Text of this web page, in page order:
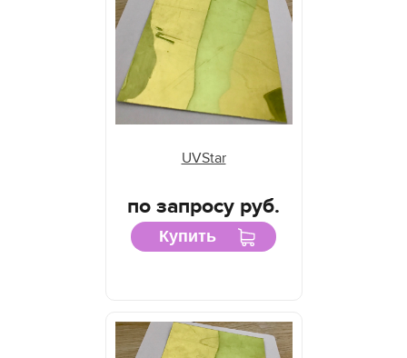
UVStar
по запросу руб.
Купить